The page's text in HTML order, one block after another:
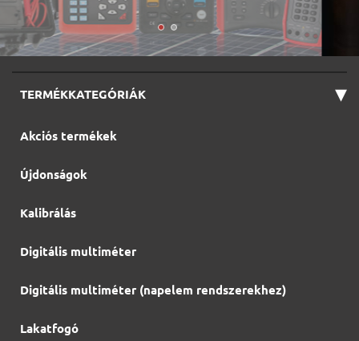
TERMÉKKATEGÓRIÁK ▾
Akciós termékek
Újdonságok
Kalibrálás
Digitális multiméter
Digitális multiméter (napelem rendszerekhez)
Lakatfogó